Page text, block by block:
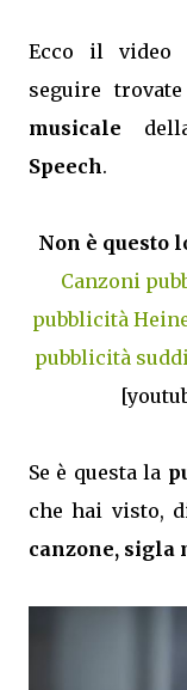
Ecco il video
seguire
musicale
Speech.
Non è questo
Canzoni
pubblicità
pubblicità
Se è questa la
che hai visto,
canzone, sigla